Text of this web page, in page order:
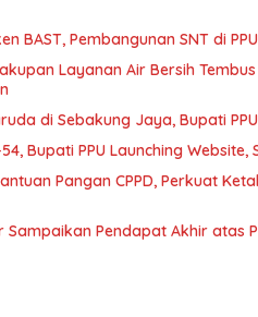
BAST, Pembangunan SNT di
Layanan Air Bersih
di Sebakung Jaya, Bupati
Bupati PPU Launching Website,
Pangan CPPD, Perkuat
Sampaikan Pendapat Akhir atas